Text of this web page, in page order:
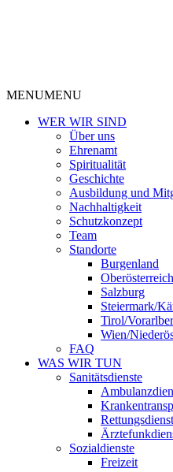
MENUMENU
WER WIR SIND
Über uns
Ehrenamt
Spiritualität
Geschichte
Ausbildung und
Nachhaltigkeit
Schutzkonzept
Team
Standorte
Burgenland
Oberösterreich
Salzburg
Steiermark/
Tirol/
Wien/
FAQ
WAS WIR TUN
Sanitätsdienste
Rettungsdienst
Sozialdienste
Freizeit